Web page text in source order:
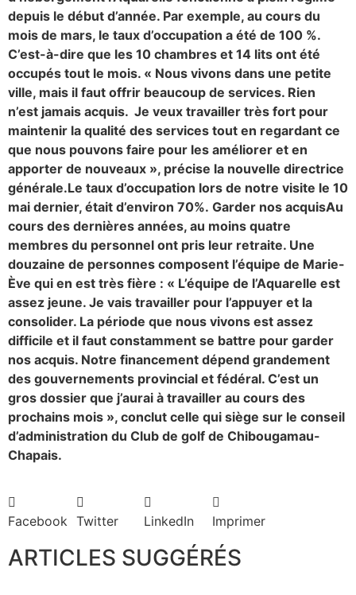
depuis le début d’année. Par exemple, au cours du
mois de mars, le taux d’occupation a été de 100 %.
C’est-à-dire que les 10 chambres et 14 lits ont été
occupés tout le mois. « Nous vivons dans une petite
ville, mais il faut offrir beaucoup de services. Rien
n’est jamais acquis. Je veux travailler très fort pour
maintenir la qualité des services tout en regardant ce
que nous pouvons faire pour les améliorer et en
apporter de nouveaux », précise la nouvelle directrice
générale.Le taux d’occupation lors de notre visite le 10
mai dernier, était d’environ 70%. Garder nos acquisAu
cours des dernières années, au moins quatre
membres du personnel ont pris leur retraite. Une
douzaine de personnes composent l’équipe de Marie-
Ève qui en est très fière : « L’équipe de l’Aquarelle est
assez jeune. Je vais travailler pour l’appuyer et la
consolider. La période que nous vivons est assez
difficile et il faut constamment se battre pour garder
nos acquis. Notre financement dépend grandement
des gouvernements provincial et fédéral. C’est un
gros dossier que j’aurai à travailler au cours des
prochains mois », conclut celle qui siège sur le conseil
d’administration du Club de golf de Chibougamau-
Chapais.
Facebook Twitter LinkedIn Imprimer
ARTICLES SUGGÉRÉS